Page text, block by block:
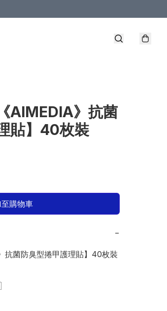
AIMEDIA》抗菌
貼】40枚裝
至購物車
−
抗菌防臭型捲甲護理貼】40枚裝